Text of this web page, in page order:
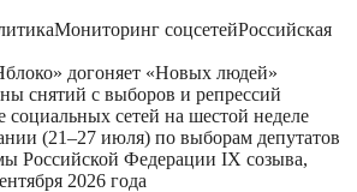
Мониторинг соцсетейРоссийская
догоняет «Новых людей»
снятий с выборов и репрессий
социальных сетей на шестой неделе
(21–27 июля) по выборам депутатов
Российской Федерации IX созыва,
2026 года